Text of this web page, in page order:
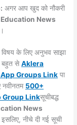
अगर आप खुद को नौकरी
Education News
विषय के लिए अनुभव साझा
बहुत सेAklera
GroupsLink पा
नवीनतम 500+
Group Linkसूचीबद्ध
News
इसलिए, नीचे दी गई सूची